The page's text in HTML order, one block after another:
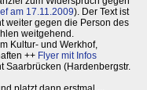
am 17.11.2009). Der Text ist
weiter gegen die Person des
weitgehend.
Kultur- und Werkhof,
++ Flyer mit Infos
Saarbrücken (Hardenbergstr.